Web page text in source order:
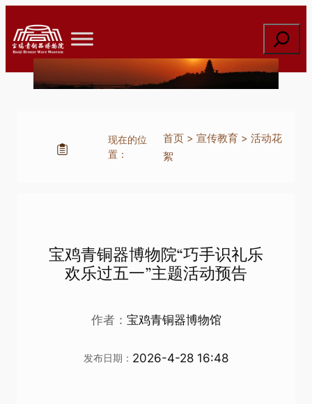
至
内
索
现在的位
置：
首页> 宣传教育> 活动花
絮
宝鸡青铜器博物院“巧手识礼乐
欢乐过五一”主题活动预告
作者： 宝鸡青铜器博物馆
发布日期： 2026-4-28 16:48